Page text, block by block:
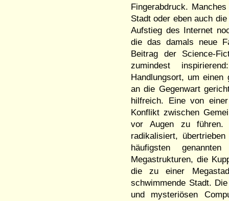
Fingerabdruck.
Stadt oder eben auch
Aufstieg des Internet
die das damals neue
Beitrag der Science-
zumindest
Handlungsort, um
an die Gegenwart
hilfreich. Eine von
Konflikt zwischen
vor Augen zu führen.
radikalisiert,
häufigsten
Megastrukturen, die
die zu einer
schwimmende Stadt.
und mysteriösen